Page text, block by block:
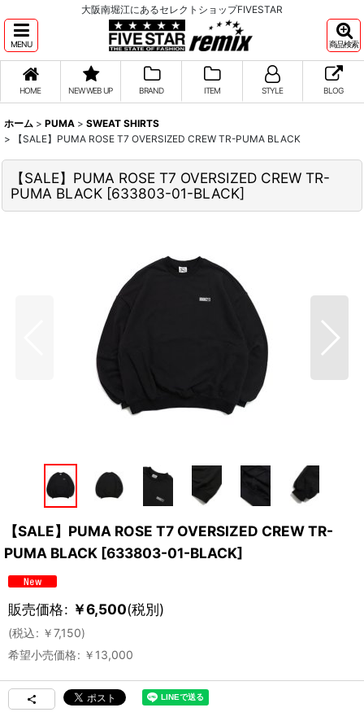
大阪南堀江にあるセレクトショップFIVESTAR
MENU 商品検索
HOME NEW WEB UP BRAND ITEM STYLE BLOG
ホーム > PUMA > SWEAT SHIRTS
>
【SALE】PUMA ROSE T7 OVERSIZED CREW TR-PUMA BLACK
【SALE】PUMA ROSE T7 OVERSIZED CREW TR-
PUMA BLACK [633803-01-BLACK]
【SALE】PUMA ROSE T7 OVERSIZED CREW TR-
PUMA BLACK [633803-01-BLACK]
販売価格: ￥6,500(税別)
(税込: ￥7,150)
希望小売価格: ￥ 13,000